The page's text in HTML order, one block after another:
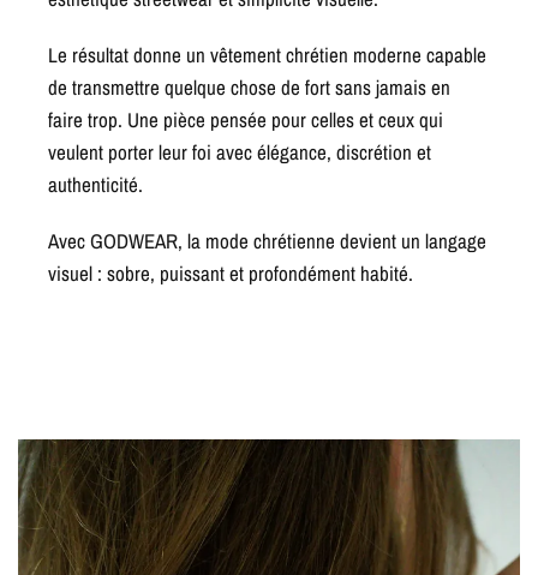
Le résultat donne un vêtement chrétien moderne capable
de transmettre quelque chose de fort sans jamais en
faire trop. Une pièce pensée pour celles et ceux qui
veulent porter leur foi avec élégance, discrétion et
authenticité.
Avec GODWEAR, la mode chrétienne devient un langage
visuel : sobre, puissant et profondément habité.